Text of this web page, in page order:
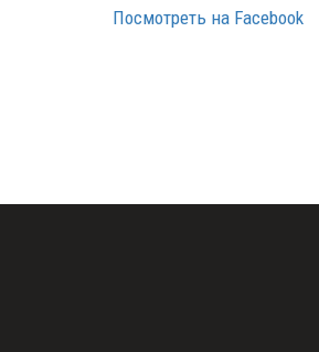
Посмотреть на Facebook